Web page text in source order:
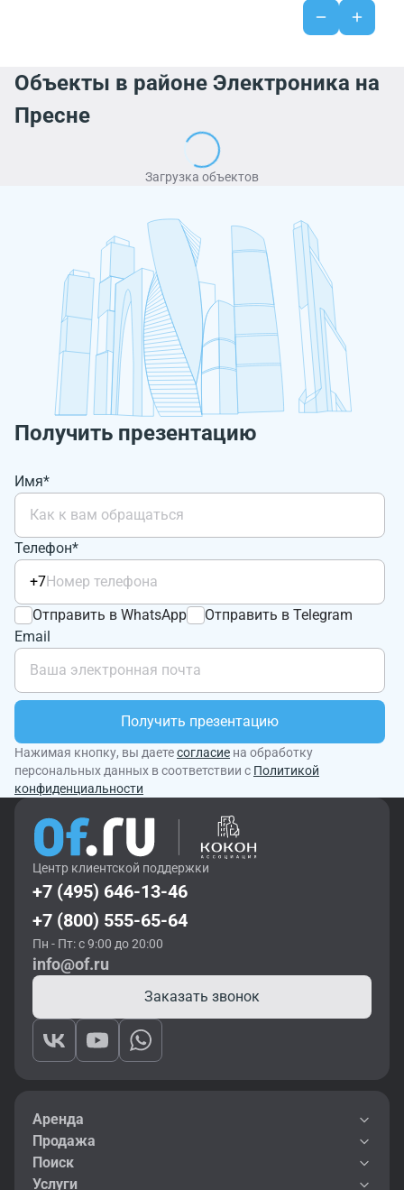
Объекты в районе Электроника на
Пресне
Загрузка объектов
Получить презентацию
Имя*
Телефон*
+7
Отправить в WhatsApp
Отправить в Telegram
Email
Получить презентацию
Нажимая кнопку, вы даетесогласие на обработку
персональных данных в соответствии с Политикой
конфиденциальности
Центр клиентской поддержки
+7 (495) 646-13-46
+7 (800) 555-65-64
Пн - Пт: с 9:00 до 20:00
info@of.ru
Заказать звонок
Аренда
Продажа
Поиск
Услуги